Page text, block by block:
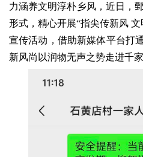
力涵养文明淳朴乡风，近日，
形式，精心开展“指尖传新风
宣传活动，借助新媒体平台打
新风尚以润物无声之势走进千家